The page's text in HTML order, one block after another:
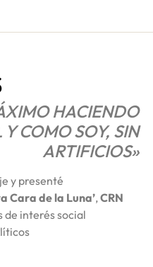
HACIENDO
COMO SOY, SIN
ARTIFICIOS»
y presenté
Cara de la Luna’,CRN
de interés social